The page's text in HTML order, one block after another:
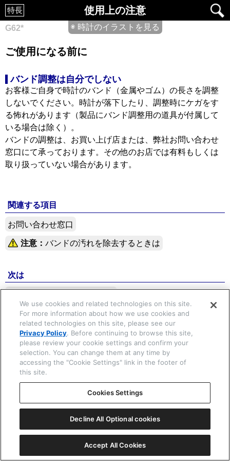
使用上の注意
特長
◉ 時計のイラストを見る
G62*
ご使用になる前に
バンド調整は自分でしない
お客様ご自身で時計のバンド（金属やゴム）の長さを調整
しないでください。時計が落下したり、調整時にケガをす
る怖れがあります（製品にバンド調整用の道具が付属して
いる場合は除く）。
バンドの調整は、お買い上げ店または、弊社お問い合わせ
窓口にて承っております。その他のお店では有料もしくは
取り扱っていない場合があります。
関連する項目
お問い合わせ窓口
注意： バンドの汚れを除去するときは
次は
Copyright © 2026 CITIZEN WATCH Co. Ltd. All rights reserved.
We use cookies and related technologies on this site.
For more information about how we use cookies and
related technologies on this site, please see our
Privacy Policy. Before continuing to browse this site,
please review your cookie settings and confirm your
selection. You can change them at any time by
accessing the "Cookie Settings" link in the footer of
this site.
Cookies Settings
Decline All Optional cookies
Accept All Cookies